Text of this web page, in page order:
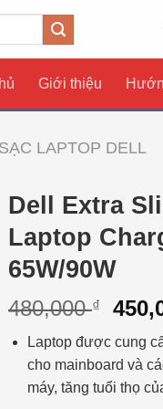
Giới thiệu
SẠC LAPTOP DELL
Dell Extra
Laptop
65W/90W
480,000₫
Laptop được cung
cho mainboard và
máy, tăng tuổi thọ